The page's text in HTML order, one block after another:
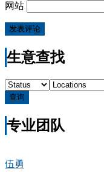
网站
生意查找
查询
专业团队
伍勇